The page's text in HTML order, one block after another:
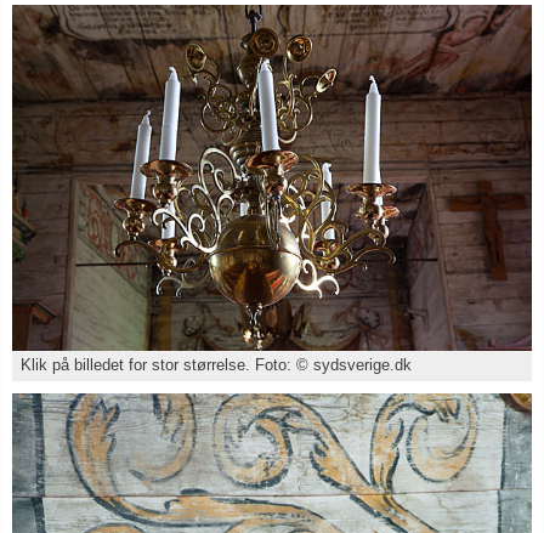
Klik på billedet for stor størrelse. Foto: © sydsverige.dk